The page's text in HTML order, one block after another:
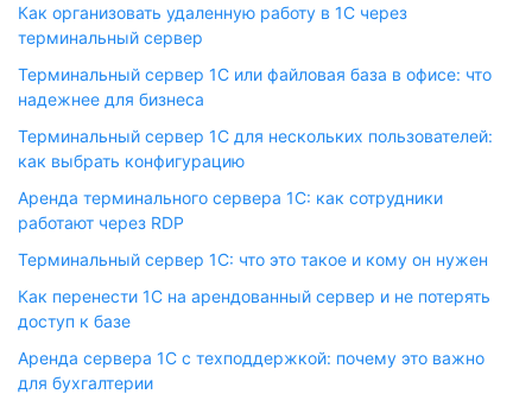
Как организовать удаленную работу в 1С через
терминальный сервер
Терминальный сервер 1С или файловая база в офисе: что
надежнее для бизнеса
Терминальный сервер 1С для нескольких пользователей:
как выбрать конфигурацию
Аренда терминального сервера 1С: как сотрудники
работают через RDP
Терминальный сервер 1С: что это такое и кому он нужен
Как перенести 1С на арендованный сервер и не потерять
доступ к базе
Аренда сервера 1С с техподдержкой: почему это важно
для бухгалтерии